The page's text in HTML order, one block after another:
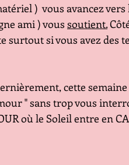
)  vous avancez vers
ami ) vous soutient.
si vous avez des
cette
" sans trop vous
où le Soleil entre en